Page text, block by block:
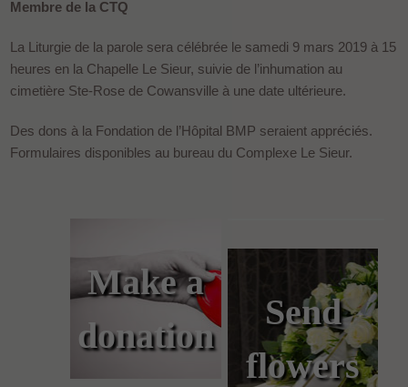
Membre de la CTQ
La Liturgie de la parole sera célébrée le samedi 9 mars 2019 à 15
heures en la Chapelle Le Sieur, suivie de l’inhumation au
cimetière Ste-Rose de Cowansville à une date ultérieure.
Des dons à la Fondation de l’Hôpital BMP seraient appréciés.
Formulaires disponibles au bureau du Complexe Le Sieur.
Make a
donation
Send
flowers